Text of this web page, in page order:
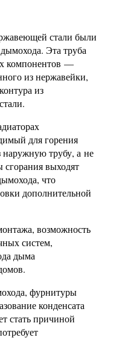
стали были
Эта труба
компонентов —
из нержавейки,
из
для горения
наружную трубу, а не
выходят
что
дополнительной
возможность
систем,
дыма
фурнитуры
конденсата
стать причиной